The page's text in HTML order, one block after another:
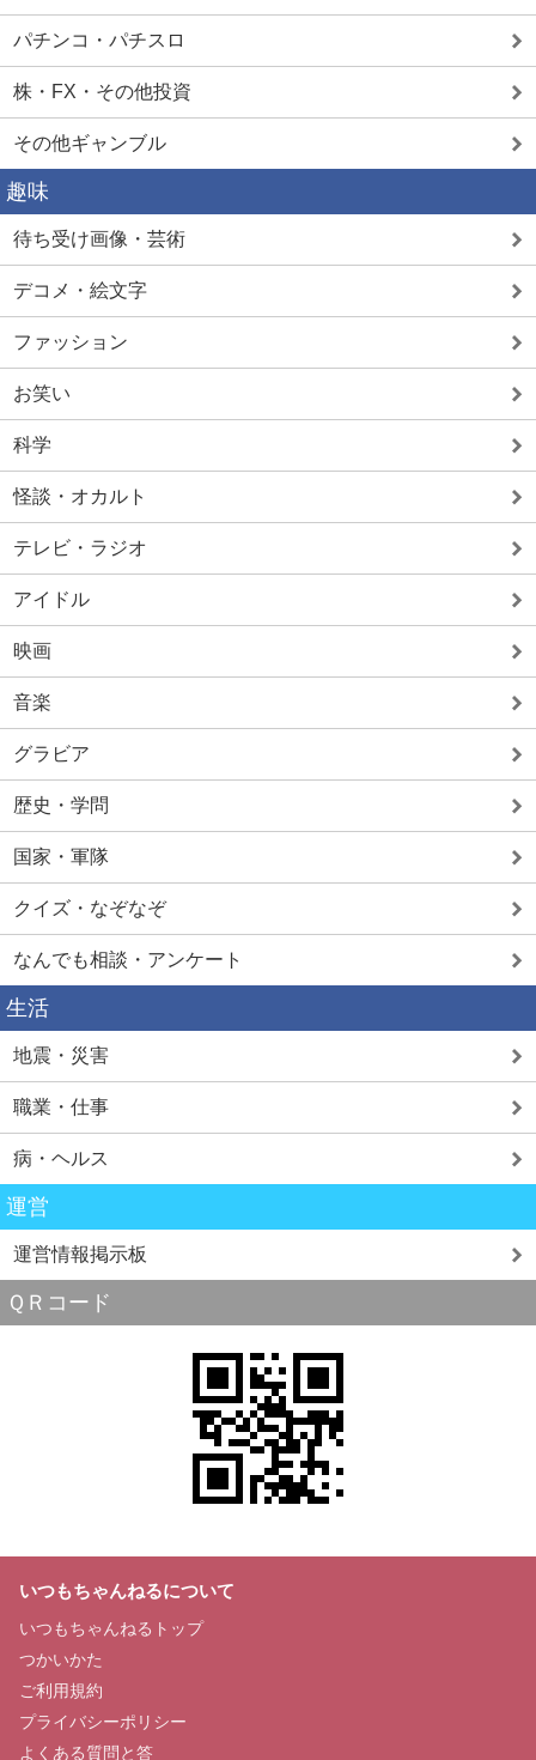
パチンコ・パチスロ
株・FX・その他投資
その他ギャンブル
趣味
待ち受け画像・芸術
デコメ・絵文字
ファッション
お笑い
科学
怪談・オカルト
テレビ・ラジオ
アイドル
映画
音楽
グラビア
歴史・学問
国家・軍隊
クイズ・なぞなぞ
なんでも相談・アンケート
生活
地震・災害
職業・仕事
病・ヘルス
運営
運営情報掲示板
ＱＲコード
いつもちゃんねるについて
いつもちゃんねるトップ
つかいかた
ご利用規約
プライバシーポリシー
よくある質問と答